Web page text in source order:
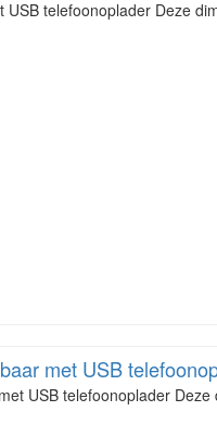
USB telefoonoplader Deze
met USB
USB telefoonoplader